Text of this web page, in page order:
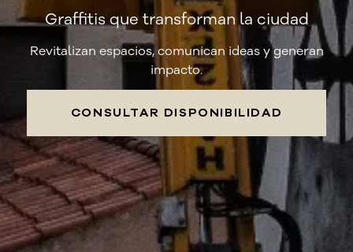
Graffitis que transforman la ciudad
Revitalizan espacios, comunican ideas y generan
impacto.
CONSULTAR DISPONIBILIDAD